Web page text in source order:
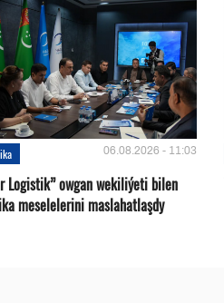
06.08.2026 - 11:03
Logistik” owgan wekiliýeti bilen
meselelerini maslahatlaşdy